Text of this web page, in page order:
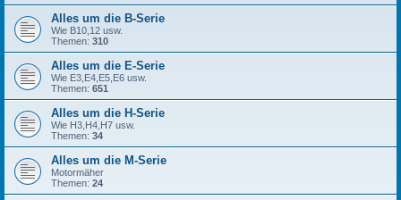
Alles um die B-Serie
Wie B10,12 usw.
Themen: 310
Alles um die E-Serie
Wie E3,E4,E5,E6 usw.
Themen: 651
Alles um die H-Serie
Wie H3,H4,H7 usw.
Themen: 34
Alles um die M-Serie
Motormäher
Themen: 24